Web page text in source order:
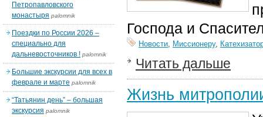
Господа и
Новости, Миссионеру,
Читать дальше
Жизнь
Петропавловского
монастыря palomnik
Поездки по России 2026 –
специально для
дальневосточников ! palomnik
Большие экскурсии для всех в
феврале и марте palomnik
“Татьянин день” – большая
экскурсия palomnik